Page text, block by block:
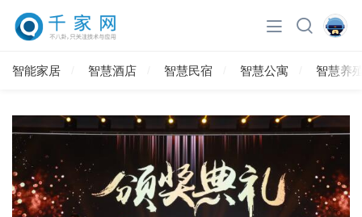
智能家居 智慧酒店 智慧民宿 智慧公寓 智慧养